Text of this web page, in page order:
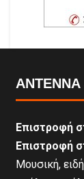
ANTENNA
Επιστροφή
Επιστροφή
Μουσική,